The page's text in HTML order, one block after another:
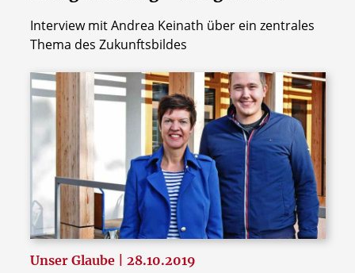
Interview mit Andrea Keinath über ein zentrales
Thema des Zukunftsbildes
Unser Glaube | 28.10.2019